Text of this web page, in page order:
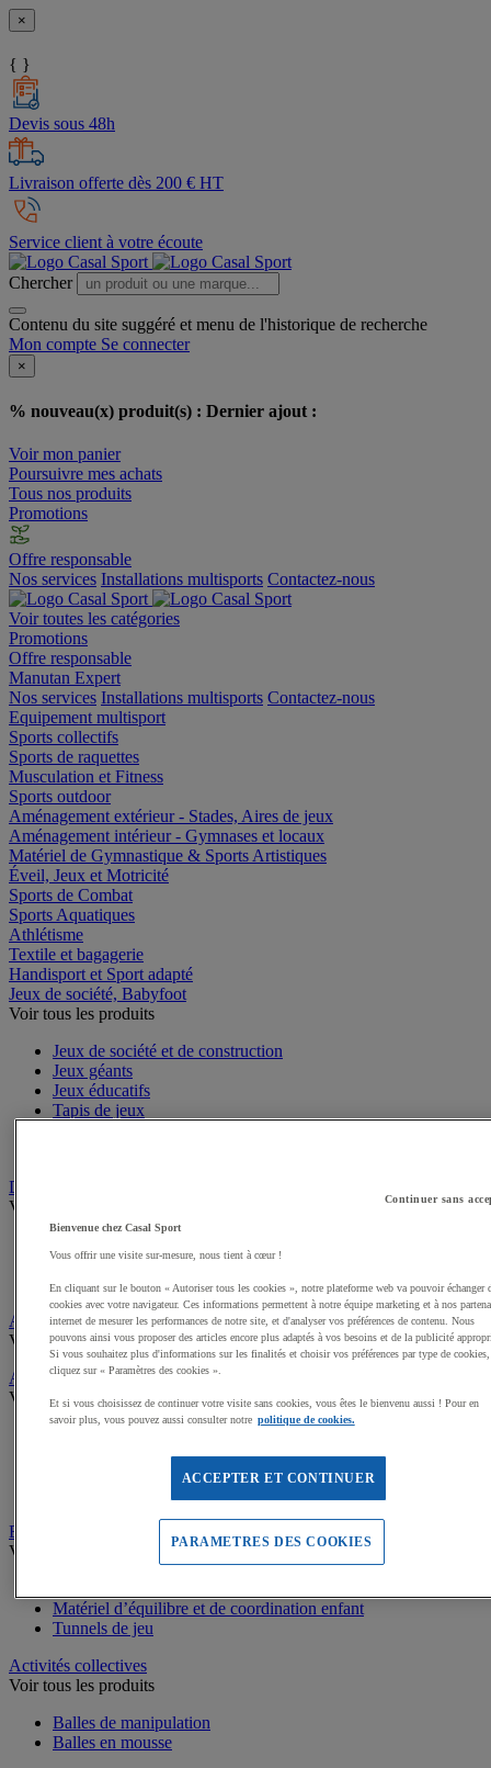
×
{ }
Devis sous 48h
Livraison offerte dès 200 € HT
Service client à votre écoute
Chercher
Contenu du site suggéré et menu de l'historique de recherche
Mon compte Se connecter
×
% nouveau(x) produit(s) : Dernier ajout :
Voir mon panier
Poursuivre mes achats
Tous nos produits
Promotions
Offre responsable
Nos services Installations multisports Contactez-nous
Voir toutes les catégories
Promotions
Offre responsable
Manutan Expert
Nos services Installations multisports Contactez-nous
Equipement multisport
Sports collectifs
Sports de raquettes
Musculation et Fitness
Sports outdoor
Aménagement extérieur - Stades, Aires de jeux
Aménagement intérieur - Gymnases et locaux
Matériel de Gymnastique & Sports Artistiques
Éveil, Jeux et Motricité
Sports de Combat
Sports Aquatiques
Athlétisme
Textile et bagagerie
Handisport et Sport adapté
Jeux de société, Babyfoot
Voir tous les produits
Jeux de société et de construction
Jeux géants
Jeux éducatifs
Tapis de jeux
Draisiennes, Tricycles, Vélos
Voir tous les produits
Draisiennes
Trottinettes et Patinettes
Apprentissage scolaire de la Sécurité routière
Voir tous les produits
Activités gymniques
Voir tous les produits
Modules, Parcours mousse enfant
Modules motricité en bois
Equilibre, Coordination
Voir tous les produits
Matériel d’équilibre et de coordination enfant
Tunnels de jeu
Activités collectives
Voir tous les produits
Balles de manipulation
Balles en mousse
Continuer sans
Bienvenue chez Casal Sport
Vous offrir une visite sur-mesure, nous tient à cœur !
En cliquant sur le bouton « Autoriser tous les cookies », notre plateforme web va pouvoir échanger
cookies avec votre navigateur. Ces informations permettent à notre équipe marketing et à nos
internet de mesurer les performances de notre site, et d'analyser vos préférences de contenu. Nous
pouvons ainsi vous proposer des articles encore plus adaptés à vos besoins et de la publicité
Si vous souhaitez plus d'informations sur les finalités et choisir vos préférences par type de cookies,
cliquez sur « Paramètres des cookies ».
Et si vous choisissez de continuer votre visite sans cookies, vous êtes le bienvenu aussi ! Pour en
savoir plus, vous pouvez aussi consulter notre politique de cookies.
ACCEPTER ET CONTINUER
PARAMETRES DES COOKIES